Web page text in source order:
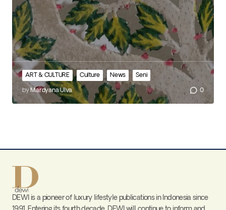
ART & CULTURE Culture News
Seni
byMardyana Ulva 0
DEWI is a pioneer of luxury lifestyle publications in Indonesia since